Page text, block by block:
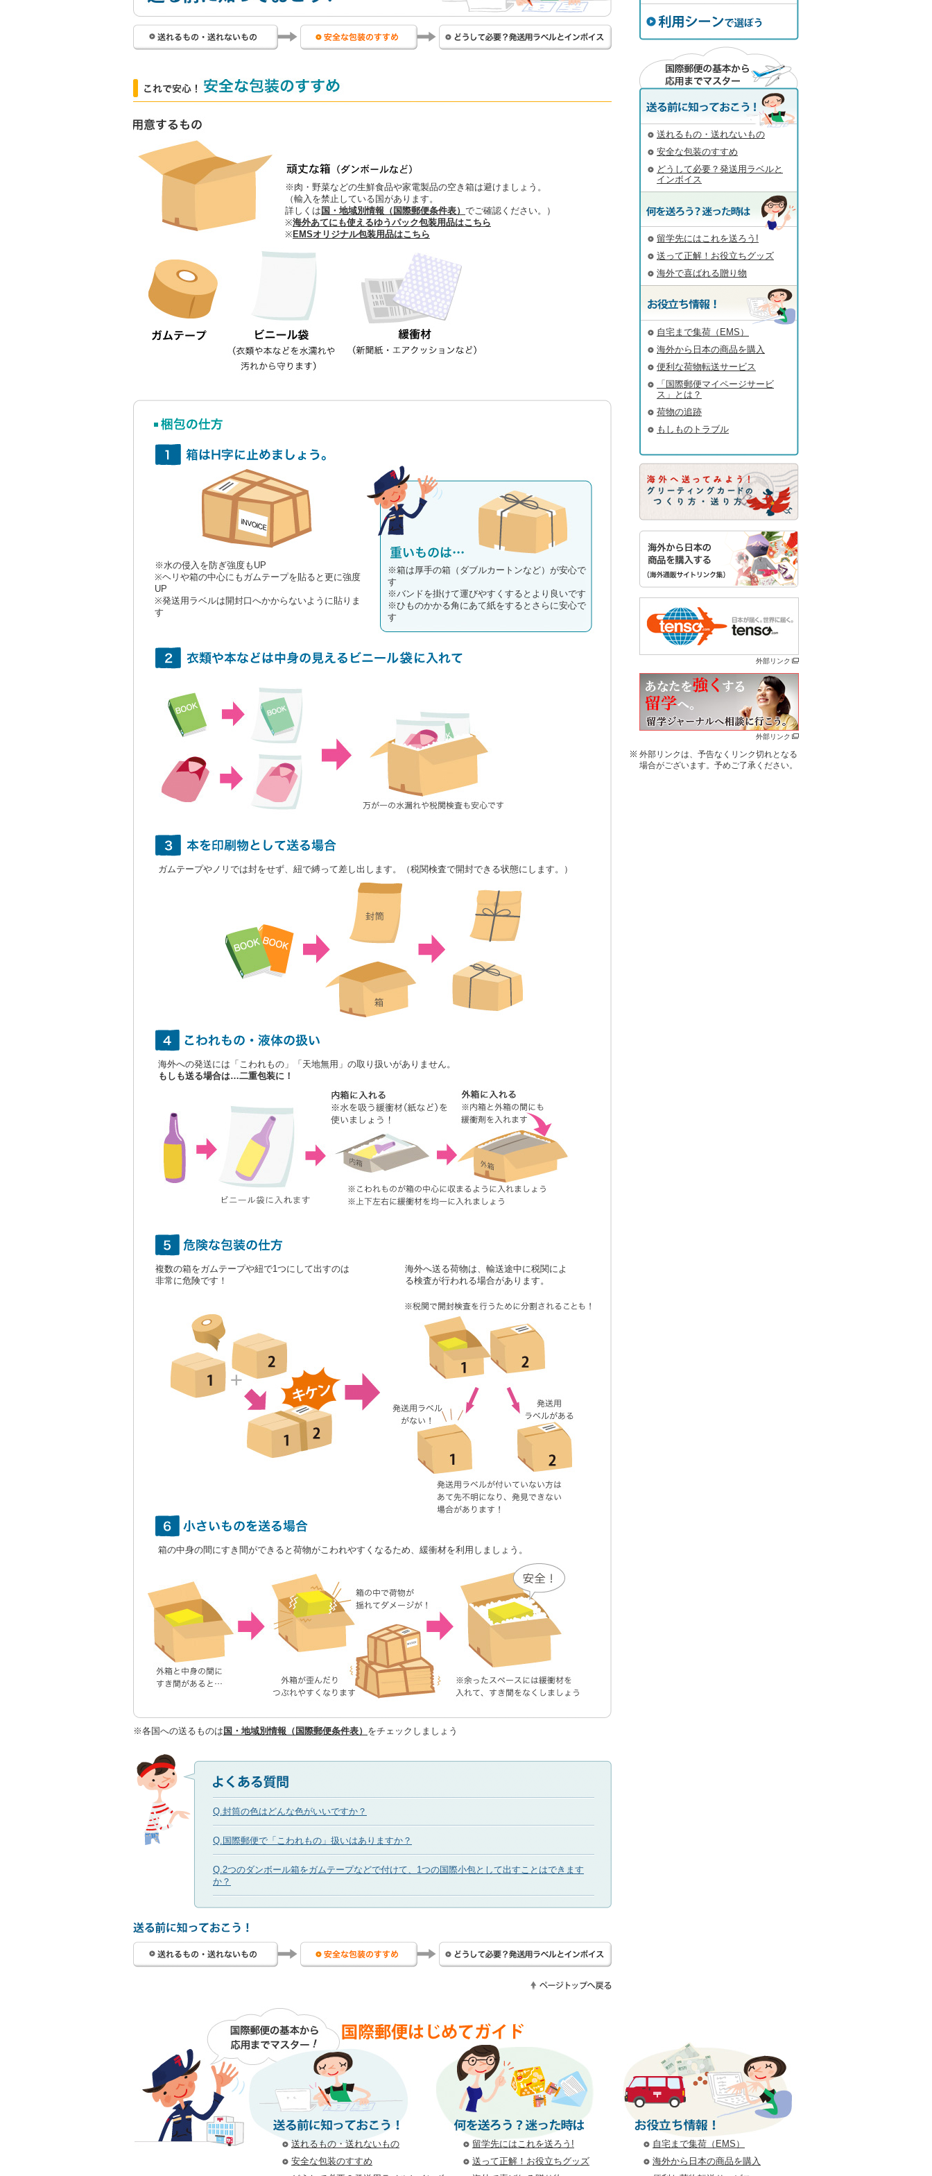
送れるもの・送れないもの 安全な包装のすすめ どうして必要？発送用ラベルとインボイス
※肉・野菜などの生鮮食品や家電製品の空き箱は避けましょう。
（輸入を禁止している国があります。
詳しくは 国・地域別情報（国際郵便条件表） でご確認ください。）
※海外あてにも使えるゆうパック包装用品はこちら
※ EMSオリジナル包装用品はこちら
※水の侵入を防ぎ強度もUP
※ヘリや箱の中心にもガムテープを貼ると更に強度
UP
※発送用ラベルは開封口へかからないように貼りま
す
※箱は厚手の箱（ダブルカートンなど）が安心で
す
※バンドを掛けて運びやすくするとより良いです
※ひものかかる角にあて紙をするとさらに安心で
す
ガムテープやノリでは封をせず、紐で縛って差し出します。（税関検査で開封できる状態にします。）
海外への発送には「こわれもの」「天地無用」の取り扱いがありません。
もしも送る場合は…二重包装に！
複数の箱をガムテープや紐で1つにして出すのは
非常に危険です！
海外へ送る荷物は、輸送途中に税関によ
る検査が行われる場合があります。
箱の中身の間にすき間ができると荷物がこわれやすくなるため、緩衝材を利用しましょう。
※各国への送るものは 国・地域別情報（国際郵便条件表） をチェックしましょう
Q.封筒の色はどんな色がいいですか？
Q.国際郵便で「こわれもの」扱いはありますか？
Q.2つのダンボール箱をガムテープなどで付けて、1つの国際小包として出すことはできます
か？
送れるもの・送れないもの 安全な包装のすすめ
送れるもの・送れないもの
安全な包装のすすめ
どうして必要？発送用ラベルと
インボイス
留学先にはこれを送ろう!
送って正解！お役立ちグッズ
海外で喜ばれる贈り物
自宅まで集荷（EMS）
海外から日本の商品を購入
便利な荷物転送サービス
「国際郵便マイページサービ
ス」とは？
荷物の追跡
もしものトラブル
外部リンク
外部リンク
外部リンクは、予告なくリンク切れとなる
場合がございます。予めご了承ください。
送れるもの・送れないもの
安全な包装のすすめ
留学先にはこれを送ろう!
送って正解！お役立ちグッズ
自宅まで集荷（EMS）
海外から日本の商品を購入